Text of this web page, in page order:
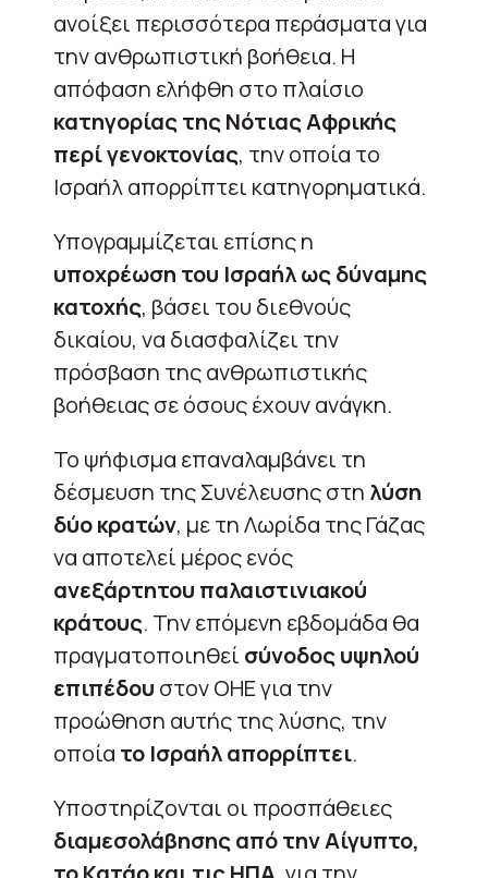
ανοίξει περισσότερα περάσματα για
την ανθρωπιστική βοήθεια. Η
απόφαση ελήφθη στο πλαίσιο
κατηγορίας της Νότιας Αφρικής
περί γενοκτονίας, την οποία το
Ισραήλ απορρίπτει κατηγορηματικά.
Υπογραμμίζεται επίσης η
υποχρέωση του Ισραήλ ως δύναμης
κατοχής, βάσει του διεθνούς
δικαίου, να διασφαλίζει την
πρόσβαση της ανθρωπιστικής
βοήθειας σε όσους έχουν ανάγκη.
Το ψήφισμα επαναλαμβάνει τη
δέσμευση της Συνέλευσης στη λύση
δύο κρατών, με τη Λωρίδα της Γάζας
να αποτελεί μέρος ενός
ανεξάρτητου παλαιστινιακού
κράτους. Την επόμενη εβδομάδα θα
πραγματοποιηθεί σύνοδος υψηλού
επιπέδου στον ΟΗΕ για την
προώθηση αυτής της λύσης, την
οποία το Ισραήλ απορρίπτει.
Υποστηρίζονται οι προσπάθειες
διαμεσολάβησης από την Αίγυπτο,